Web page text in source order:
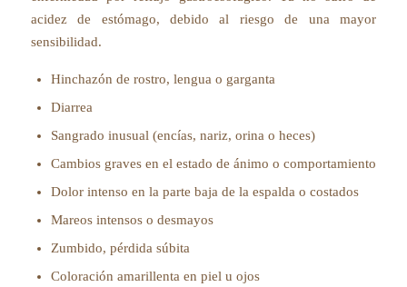
acidez de estómago, debido al riesgo de una mayor
sensibilidad.
Hinchazón de rostro, lengua o garganta
Diarrea
Sangrado inusual (encías, nariz, orina o heces)
Cambios graves en el estado de ánimo o comportamiento
Dolor intenso en la parte baja de la espalda o costados
Mareos intensos o desmayos
Zumbido, pérdida súbita
Coloración amarillenta en piel u ojos